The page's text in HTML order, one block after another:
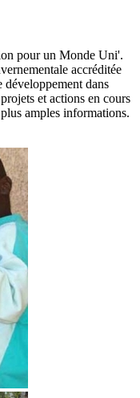
pour un Monde Uni'.
accréditée
dans
et actions en cours
amples informations.